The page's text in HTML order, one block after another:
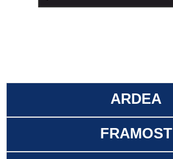
ARDEA
FRAMOST